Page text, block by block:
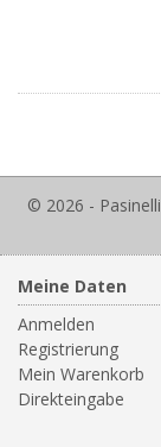
© 2026 -
Meine Daten
Anmelden
Registrierung
Mein Warenkorb
Direkteingabe